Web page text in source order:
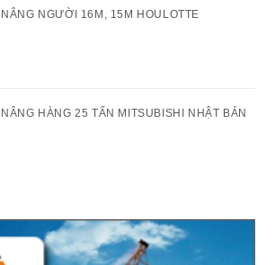
NGƯỜI 16M, 15M HOULOTTE
HÀNG 25 TẤN MITSUBISHI NHẬT BẢN